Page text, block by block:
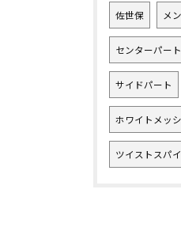
佐世保 メ
センターパート
サイドパート
ホワイトメッ
ツイストスパ